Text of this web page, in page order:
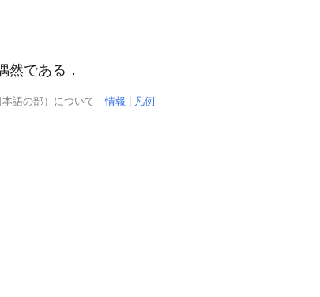
然である．
本語の部）について情報 凡例